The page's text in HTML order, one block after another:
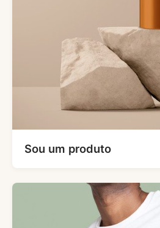
Sou um produto